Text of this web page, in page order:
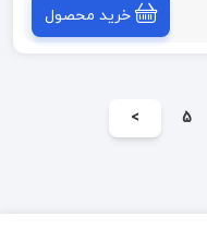
خرید محصول
5
>